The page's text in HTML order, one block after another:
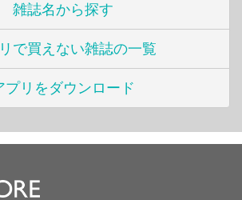
雑誌名から探す
で買えない雑誌の一覧
プリをダウンロード